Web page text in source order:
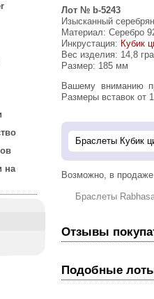
на
Лот № b-5243
Изысканный
Материал: Серебро
Инкрустация: Кубик
Вес изделия: 14,8
Размер: 185 мм
Вашему вниманию предлагается браслет из стерлингового серебра (925 проба) с London топазами и кубиком циркония!
Размеры вставок
Возможно, в
Браслеты
Отзывы
Подобные